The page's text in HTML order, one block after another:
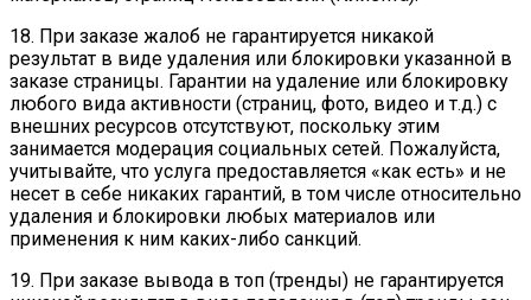
18. При заказе жалоб не гарантируется никакой
результат в виде удаления или блокировки указанной в
заказе страницы. Гарантии на удаление или блокировку
любого вида активности (страниц, фото, видео и т.д.) с
внешних ресурсов отсутствуют, поскольку этим
занимается модерация социальных сетей. Пожалуйста,
учитывайте, что услуга предоставляется «как есть» и не
несет в себе никаких гарантий, в том числе относительно
удаления и блокировки любых материалов или
применения к ним каких-либо санкций.
19. При заказе вывода в топ (тренды) не гарантируется